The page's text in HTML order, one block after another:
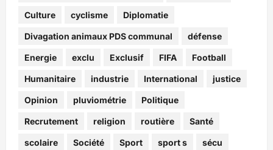
Culture cyclisme Diplomatie
Divagation animaux PDS communal défense
Energie exclu Exclusif FIFA Football
Humanitaire industrie International justice
Opinion pluviométrie Politique
Recrutement religion routière Santé
scolaire Société Sport sport s sécu